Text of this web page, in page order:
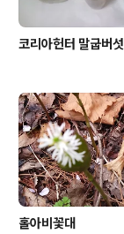
코리아헌터 말굽버섯
홀아비꽃대